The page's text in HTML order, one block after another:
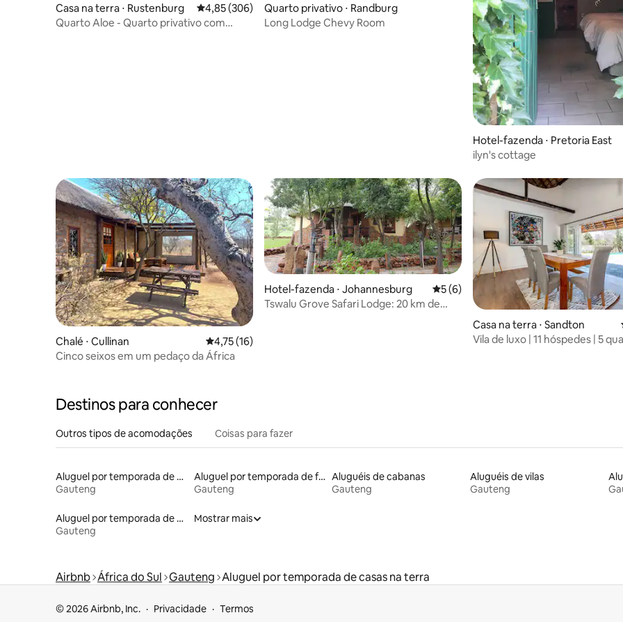
Casa na terra ⋅ Rustenburg 4,85 de uma avaliação média de 5, 306 avaliações
4,85 (306)
Quarto Aloe - Quarto privativo com
Quarto privativo ⋅ Randburg
Long Lodge Chevy Room
Hotel-fazenda ⋅ Pretoria East
ilyn's cottage
Chalé ⋅ Cullinan 4,75 de uma avaliação média de 5, 16 avaliações
4,75 (16)
Cinco seixos em um pedaço da África
Hotel-fazenda ⋅ Johannesburg 5 de uma avaliação média de 5, 6
5 (6)
Tswalu Grove Safari Lodge: 20 km de
Casa na terra ⋅ Sandton
Vila de luxo | 11 hóspedes | 5
Destinos para conhecer
Outros tipos de acomodações Coisas para fazer
Aluguel por temporada de casas de hóspedes
Gauteng
Aluguel por temporada de flats
Gauteng
Aluguéis de cabanas
Gauteng
Aluguéis de vilas
Gauteng
Aluguel por temporada de apart-hotéis
Gauteng
Mostrar mais
Airbnb África do Sul Gauteng Aluguel por temporada de casas na terra
© 2026 Airbnb, Inc. Privacidade Termos